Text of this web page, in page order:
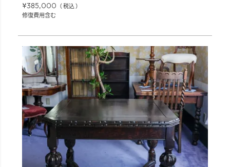
¥385,000
税込
修復費用含む